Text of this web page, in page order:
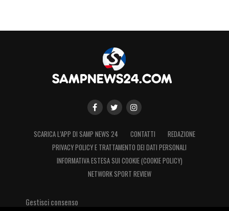
SCARICA L’APP DI SAMP NEWS 24 CONTATTI
REDAZIONE
PRIVACY POLICY E TRATTAMENTO DEI DATI PERSONALI
INFORMATIVA ESTESA SUI COOKIE (COOKIE POLICY)
NETWORK SPORT REVIEW
Gestisci consenso